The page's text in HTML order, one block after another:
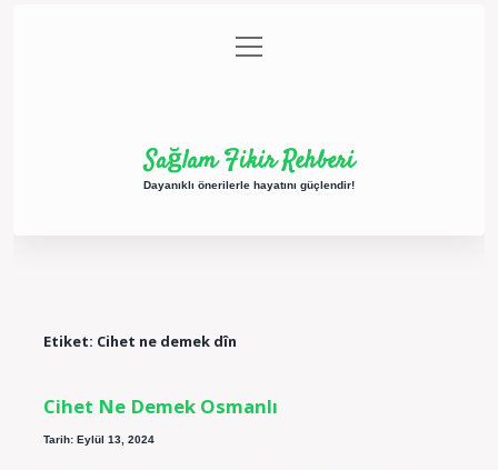
Gizlilik Politikası
menüyü
aç
Sağlam Fikir Rehberi
Dayanıklı önerilerle hayatını güçlendir!
Etiket: Cihet ne demek dîn
Cihet Ne Demek Osmanlı
Tarih: Eylül 13, 2024